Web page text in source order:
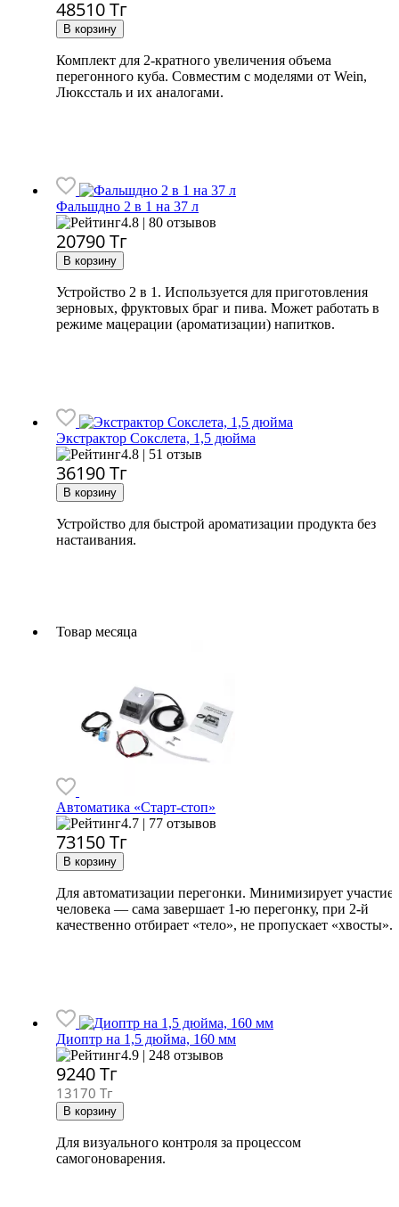
48510Тг
Комплект для 2-кратного увеличения объема
перегонного куба. Совместим с моделями от Wein,
Люкссталь и их аналогами.
Фальшдно 2 в 1 на 37 л
4.8 | 80 отзывов
20790Тг
Устройство 2 в 1. Используется для приготовления
зерновых, фруктовых браг и пива. Может работать в
режиме мацерации (ароматизации) напитков.
Экстрактор Сокслета, 1,5 дюйма
4.8 | 51 отзыв
36190Тг
Устройство для быстрой ароматизации продукта без
настаивания.
Товар месяца
Автоматика «Старт-стоп»
4.7 | 77 отзывов
73150Тг
Для автоматизации перегонки. Минимизирует участие
человека — сама завершает 1-ю перегонку, при 2-й
качественно отбирает «тело», не пропускает «хвосты».
Диоптр на 1,5 дюйма, 160 мм
4.9 | 248 отзывов
9240Тг
13170 Тг
Для визуального контроля за процессом
самогоноварения.